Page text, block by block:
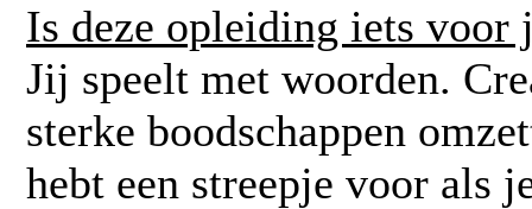
Is deze opleiding iets voor
Jij speelt met woorden.
sterke boodschappen
hebt een streepje voor als